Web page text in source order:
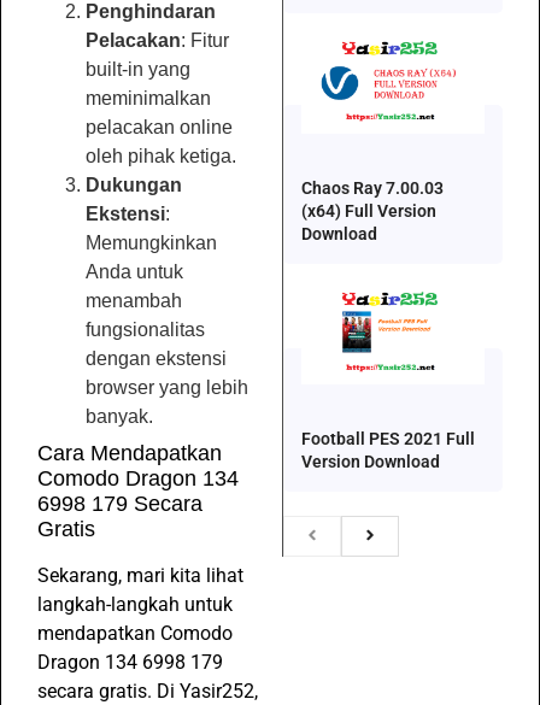
Penghindaran
Pelacakan: Fitur
built-in yang
meminimalkan
pelacakan online
oleh pihak ketiga.
Dukungan
Ekstensi:
Memungkinkan
Anda untuk
menambah
fungsionalitas
dengan ekstensi
browser yang lebih
banyak.
Cara Mendapatkan
Comodo Dragon 134
6998 179 Secara
Gratis
Sekarang, mari kita lihat
langkah-langkah untuk
mendapatkan Comodo
Dragon 134 6998 179
secara gratis. Di Yasir252,
Chaos Ray 7.00.03
(x64) Full Version
Download
Football PES 2021 Full
Version Download